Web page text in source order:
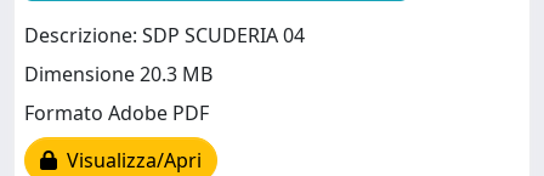
Descrizione: SDP SCUDERIA 04
Dimensione 20.3 MB
Formato Adobe PDF
Visualizza/Apri